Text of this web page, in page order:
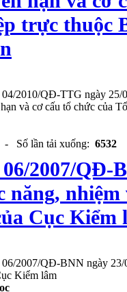
trực thuộc
04/2010/QĐ-TTG ngày
và cơ cấu tổ chức của
- Số lần tải xuống: 6532
2007/QĐ-
năng,
Cục Kiểm
06/2007/QĐ-BNN ngày
Kiểm lâm